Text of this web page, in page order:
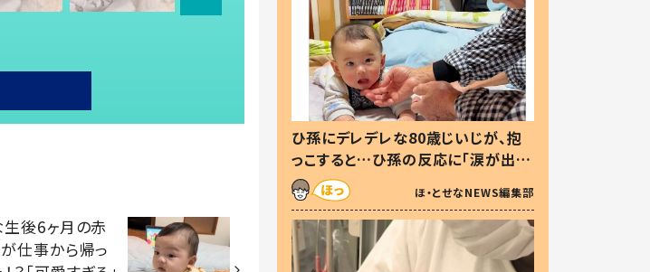
後6ヶ月の赤
仕事から帰っ
ひ孫にデレデレな80歳じいじが、抱
っこすると…ひ孫の反応に「涙が出ま
した」「可愛くて仕方ない」
ほ・とせなNEWS編集部